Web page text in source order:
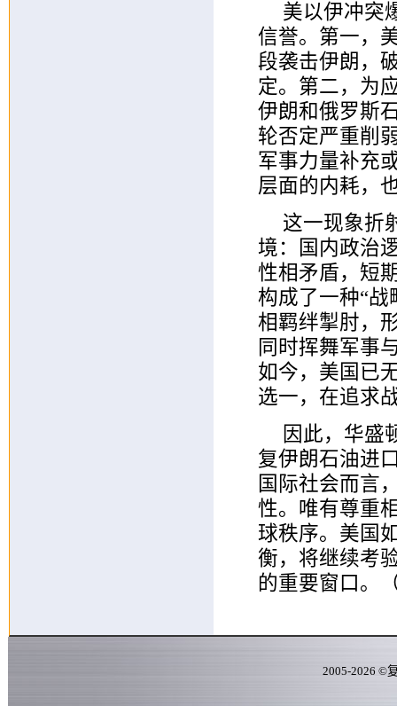
美以伊冲突
信誉。第一，
段袭击伊朗，
定。第二，为
伊朗和俄罗斯
轮否定严重削
军事力量补充
层面的内耗，
这一现象折
境：国内政治
性相矛盾，短
构成了一种“
相羁绊掣肘，
同时挥舞军事
如今，美国已
选一，在追求
因此，华盛
复伊朗石油进
国际社会而言
性。唯有尊重
球秩序。美国
衡，将继续考
的重要窗口。
2005-2026 ©